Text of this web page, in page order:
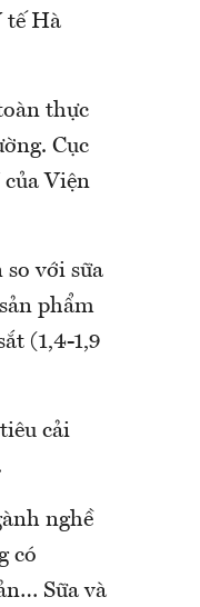
tế Hà
thực
Cục
Viện
so với sữa
phẩm
(1,4-1,9
cải
nghề
có
Sữa và